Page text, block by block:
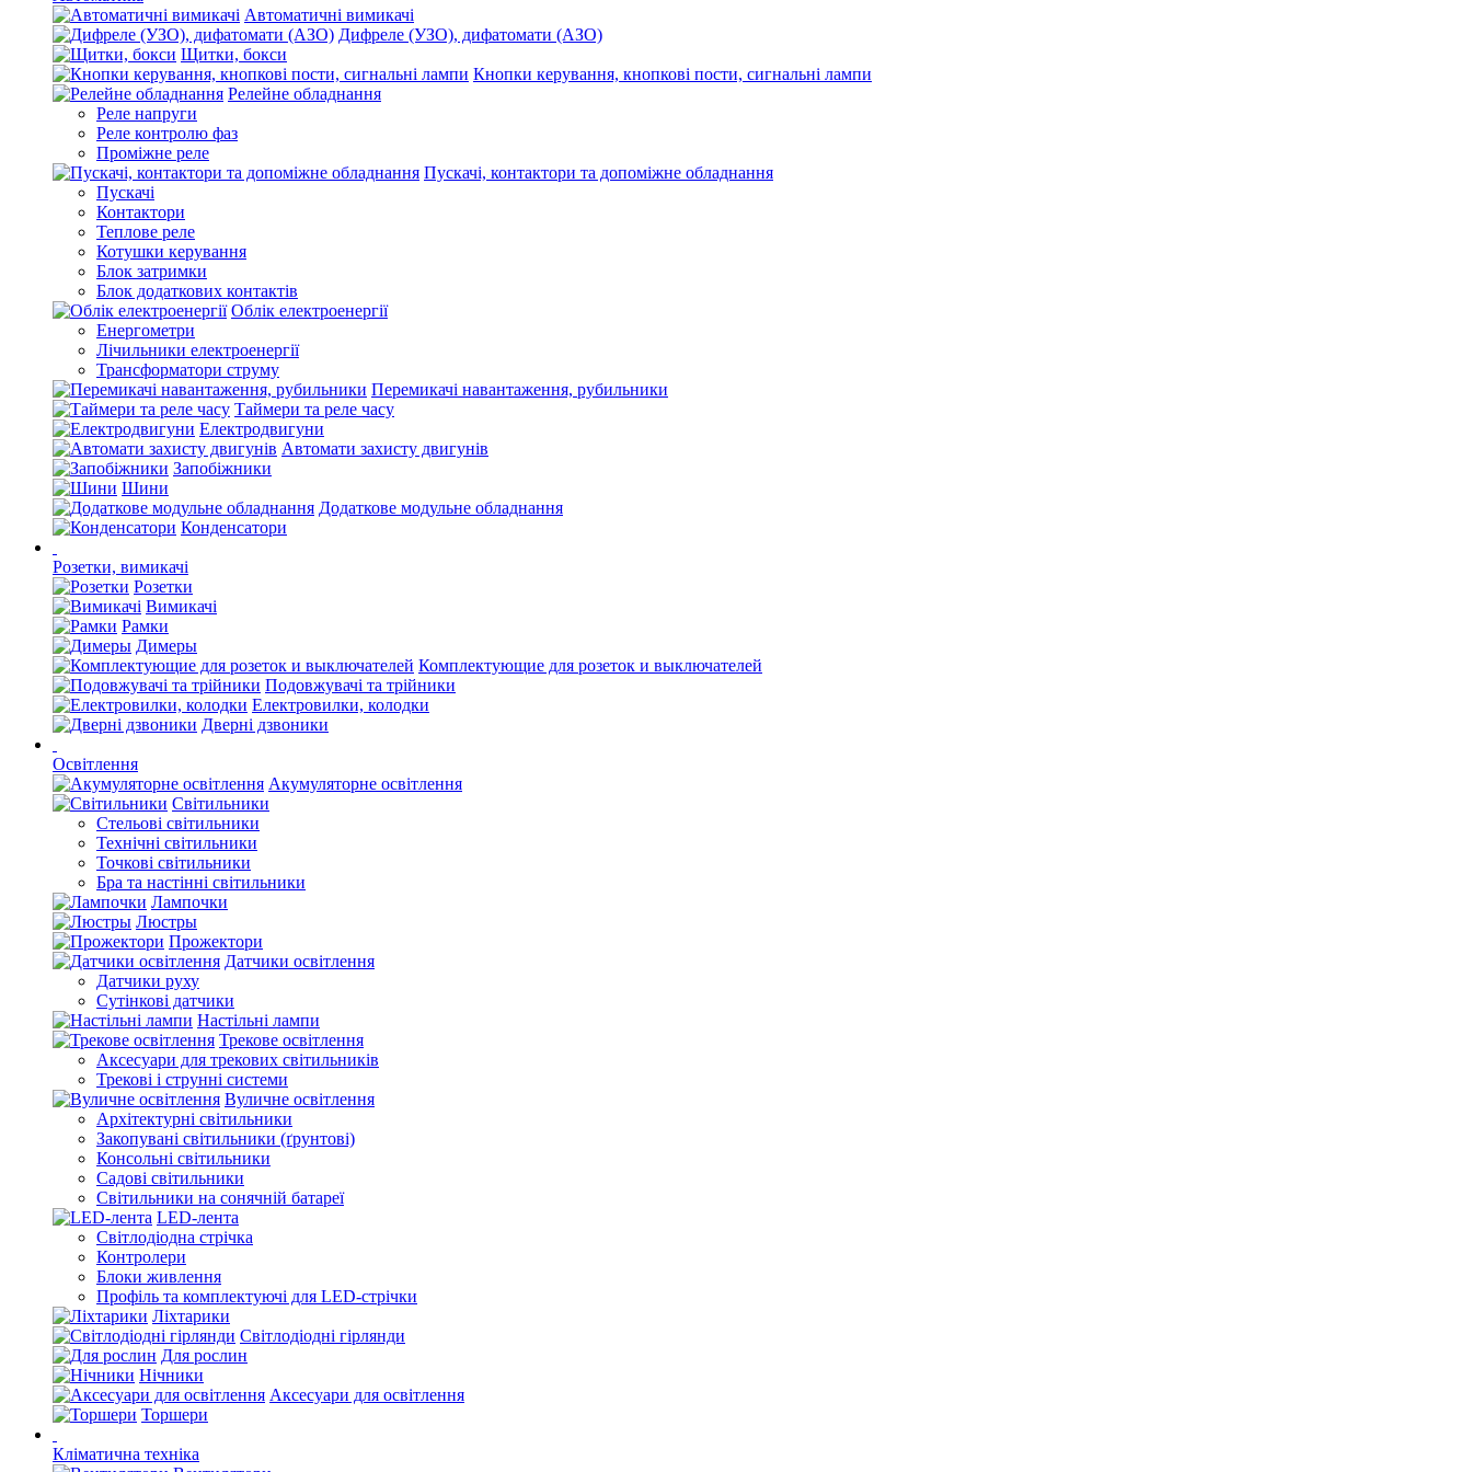
Автоматичні вимикачі
Дифреле (УЗО), дифатомати (АЗО)
Щитки, бокси
Кнопки керування, кнопкові пости, сигнальні лампи
Релейне обладнання
Реле напруги
Реле контролю фаз
Проміжне реле
Пускачі, контактори та допоміжне обладнання
Пускачі
Контактори
Теплове реле
Котушки керування
Блок затримки
Блок додаткових контактів
Облік електроенергії
Енергометри
Лічильники електроенергії
Трансформатори струму
Перемикачі навантаження, рубильники
Таймери та реле часу
Електродвигуни
Автомати захисту двигунів
Запобіжники
Шини
Додаткове модульне обладнання
Конденсатори
Розетки, вимикачі
Розетки
Вимикачі
Рамки
Димеры
Комплектующие для розеток и выключателей
Подовжувачі та трійники
Електровилки, колодки
Дверні дзвоники
Освітлення
Акумуляторне освітлення
Світильники
Стельові світильники
Технічні світильники
Точкові світильники
Бра та настінні світильники
Лампочки
Люстры
Прожектори
Датчики освітлення
Датчики руху
Сутінкові датчики
Настільні лампи
Трекове освітлення
Аксесуари для трекових світильників
Трекові і струнні системи
Вуличне освітлення
Архітектурні світильники
Закопувані світильники (ґрунтові)
Консольні світильники
Садові світильники
Світильники на сонячній батареї
LED-лента
Світлодіодна стрічка
Контролери
Блоки живлення
Профіль та комплектуючі для LED-стрічки
Ліхтарики
Світлодіодні гірлянди
Для рослин
Нічники
Аксесуари для освітлення
Торшери
Кліматична техніка